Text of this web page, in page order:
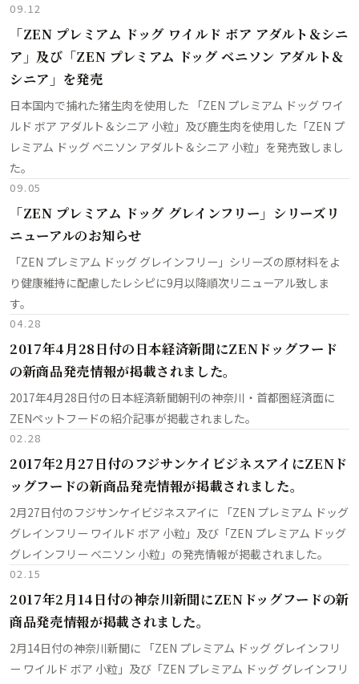
09.12
「ZEN プレミアム ドッグ ワイルド ボア アダルト＆シニ
ア」及び「ZEN プレミアム ドッグ ベニソン アダルト＆
シニア」を発売
日本国内で捕れた猪生肉を使用した 「ZEN プレミアム ドッグ ワイ
ルド ボア アダルト＆シニア 小粒」及び鹿生肉を使用した「ZEN プ
レミアム ドッグ ベニソン アダルト＆シニア 小粒」を発売致しまし
た。
09.05
「ZEN プレミアム ドッグ グレインフリー」シリーズリ
ニューアルのお知らせ
「ZEN プレミアム ドッグ グレインフリー」シリーズの原材料をよ
り健康維持に配慮したレシピに9月以降順次リニューアル致しま
す。
04.28
2017年4月28日付の日本経済新聞にZENドッグフード
の新商品発売情報が掲載されました。
2017年4月28日付の日本経済新聞朝刊の神奈川・首都圏経済面に
ZENペットフードの紹介記事が掲載されました。
02.28
2017年2月27日付のフジサンケイビジネスアイにZENド
ッグフードの新商品発売情報が掲載されました。
2月27日付のフジサンケイビジネスアイに 「ZEN プレミアム ドッグ
グレインフリー ワイルド ボア 小粒」及び「ZEN プレミアム ドッグ
グレインフリー ベニソン 小粒」の発売情報が掲載されました。
02.15
2017年2月14日付の神奈川新聞にZENドッグフードの新
商品発売情報が掲載されました。
2月14日付の神奈川新聞に 「ZEN プレミアム ドッグ グレインフリ
ー ワイルド ボア 小粒」及び「ZEN プレミアム ドッグ グレインフリ